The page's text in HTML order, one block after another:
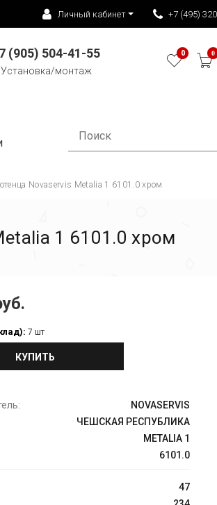
Личный кабинет +7 (495)
(905) 504-41-55
Установка/монтаж
0 0
Novaservis Metalia 1 6101.0 хром
1 6101.0 хром
7 шт
КУПИТЬ
NOVASERVIS
ЧЕШСКАЯ РЕСПУБЛИКА
METALIA 1
6101.0
47